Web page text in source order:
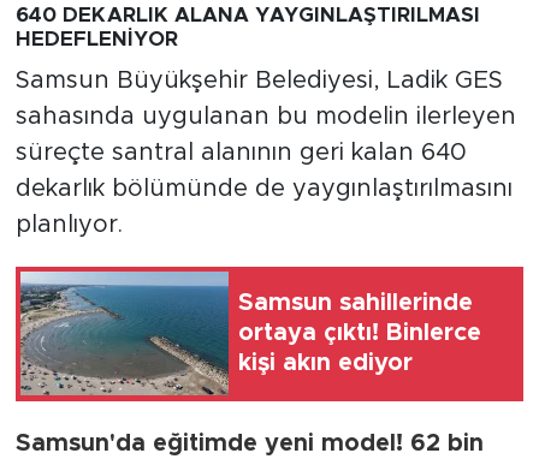
640 DEKARLIK ALANA YAYGINLAŞTIRILMASI
HEDEFLENİYOR
Samsun Büyükşehir Belediyesi, Ladik GES
sahasında uygulanan bu modelin ilerleyen
süreçte santral alanının geri kalan 640
dekarlık bölümünde de yaygınlaştırılmasını
planlıyor.
Samsun sahillerinde
ortaya çıktı! Binlerce
kişi akın ediyor
Samsun'da eğitimde yeni model! 62 bin